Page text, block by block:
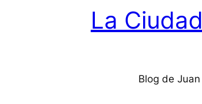
La
Blog de